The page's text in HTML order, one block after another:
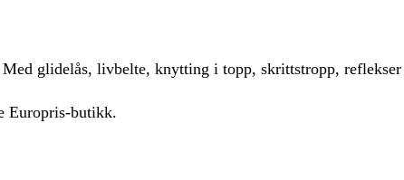
Med glidelås, livbelte, knytting i topp, skrittstropp,
Europris-butikk.